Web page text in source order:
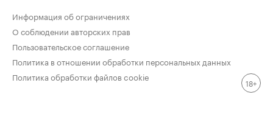
Информация об ограничениях
О соблюдении авторских прав
Пользовательское соглашение
Политика в отношении обработки персональных данных
Политика обработки файлов cookie
18+